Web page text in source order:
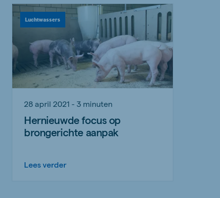
Luchtwassers
28 april 2021 - 3 minuten
Hernieuwde focus op
brongerichte aanpak
Lees verder